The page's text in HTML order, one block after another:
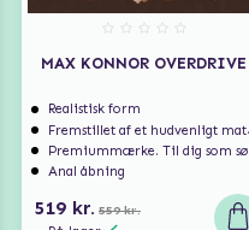
MAX KONNOR OVERDRIVE
Realistisk form
Fremstillet af et hudvenligt materiale
Premiummærke. Til dig som søger ekstra høj kvalitet.
Anal åbning
519 kr. 559 kr.